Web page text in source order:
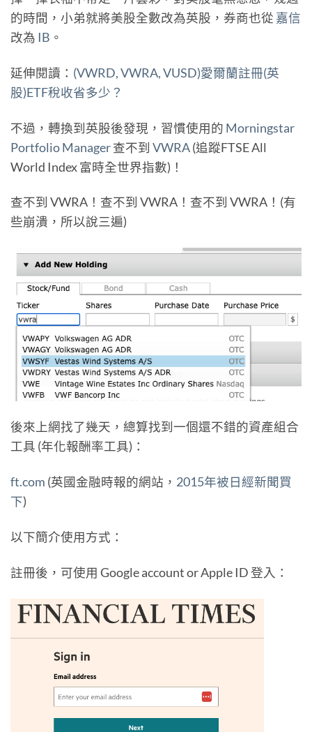
的時間，小弟就將美股全數改為英股，券商也從 嘉信
改為 IB 。
延伸閱讀： (VWRD, VWRA, VUSD)愛爾蘭註冊(英
股)ETF稅收省多少？
不過，轉換到英股後發現，習慣使用的 Morningstar
Portfolio Manager查不到 VWRA(追蹤FTSE All
World Index 富時全世界指數)！
查不到 VWRA！查不到 VWRA！查不到 VWRA！(有
些崩潰，所以說三遍)
後來上網找了幾天，總算找到一個還不錯的資產組合
工具 (年化報酬率工具)：
ft.com (英國金融時報的網站， 2015年被日經新聞買
下)
以下簡介使用方式：
註冊後，可使用 Google account or Apple ID 登入：